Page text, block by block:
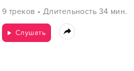
9 треков • Длительность 34 мин.
Слушать